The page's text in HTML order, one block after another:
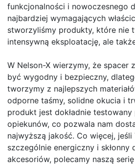
funkcjonalności i nowoczesnego
najbardziej wymagających
stworzyliśmy produkty, które nie
intensywną eksploatację, ale
W Nelson-X wierzymy, że spacer
być wygodny i bezpieczny,
tworzymy z najlepszych
odporne taśmy, solidne okucia i
produkt jest dokładnie
opiekunów, co pozwala nam
najwyższą jakość. Co więcej, jeśli
szczególnie energiczny i skłonny
akcesoriów, polecamy naszą